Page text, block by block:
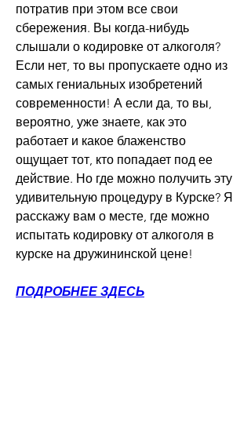
потратив при этом все свои
сбережения. Вы когда-нибудь
слышали о кодировке от алкоголя?
Если нет, то вы пропускаете одно из
самых гениальных изобретений
современности! А если да, то вы,
вероятно, уже знаете, как это
работает и какое блаженство
ощущает тот, кто попадает под ее
действие. Но где можно получить эту
удивительную процедуру в Курске? Я
расскажу вам о месте, где можно
испытать кодировку от алкоголя в
курске на дружининской цене!
ПОДРОБНЕЕ ЗДЕСЬ